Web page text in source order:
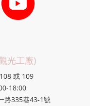
光工廠)
或 109
18:00
路335巷43-1號